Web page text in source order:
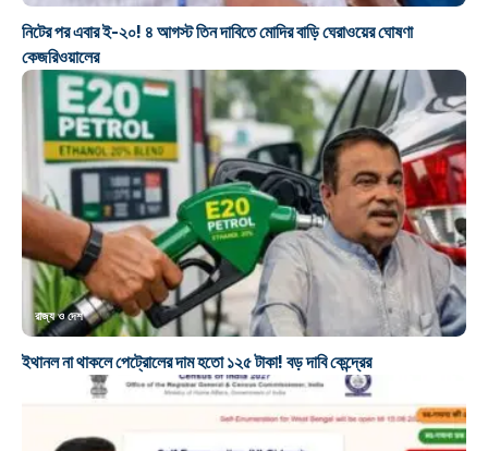
নিটের পর এবার ই-২০! ৪ আগস্ট তিন দাবিতে মোদির বাড়ি ঘেরাওয়ের ঘোষণা
কেজরিওয়ালের
রাজ্য ও দেশ
ইথানল না থাকলে পেট্রোলের দাম হতো ১২৫ টাকা! বড় দাবি কেন্দ্রের